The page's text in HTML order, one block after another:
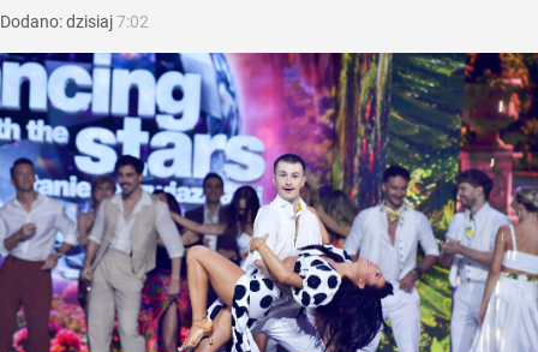
Dodano:dzisiaj7:02